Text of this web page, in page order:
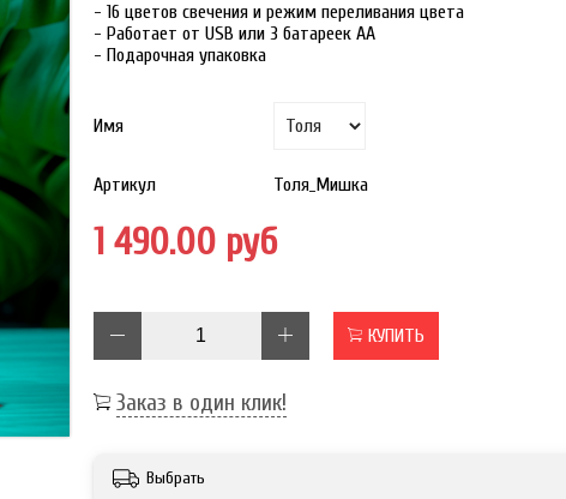
- 16 цветов свечения и режим переливания цвета
- Работает от USB или 3 батареек АА
- Подарочная упаковка
Имя
Артикул Толя_Мишка
1 490.00 руб
КУПИТЬ
Заказ в один клик!
Выбрать